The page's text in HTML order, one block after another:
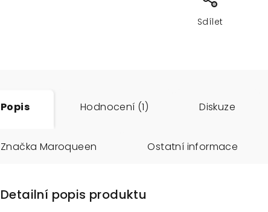
Sdílet
Popis Hodnocení (1) Diskuze
Značka Maroqueen Ostatní informace
Detailní popis produktu